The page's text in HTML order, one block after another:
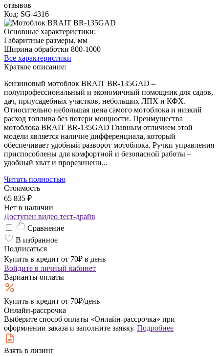
отзывов
Код: SG-4316
Основные характеристики:
Габаритные размеры, мм
Ширина обработки 800-1000
Все характеристики
Краткое описание:
Бензиновый мотоблок BRAIT BR-135GAD –
полупрофессиональный и экономичный помощник для садов,
дач, приусадебных участков, небольших ЛПХ и КФХ.
Относительно небольшая цена самого мотоблока и низкий
расход топлива без потери мощности. Преимущества
мотоблока BRAIT BR-135GAD Главным отличием этой
модели является наличие дифференциала, который
обеспечивает удобный разворот мотоблока. Ручки управления
приспособлены для комфортной и безопасной работы –
удобный хват и прорезиненн...
Читать полностью
Стоимость
65 835 ₽
Нет в наличии
Доступен видео тест-драйв
Сравнение
В избранное
Подписаться
Купить в кредит от 70₽ в день
Войдите в личный кабинет
Варианты оплаты
Купить в кредит от 70₽/день
Онлайн-рассрочка
Выберите способ оплаты «Онлайн-рассрочка» при
оформлении заказа и заполните заявку. Подробнее
Взять в лизинг